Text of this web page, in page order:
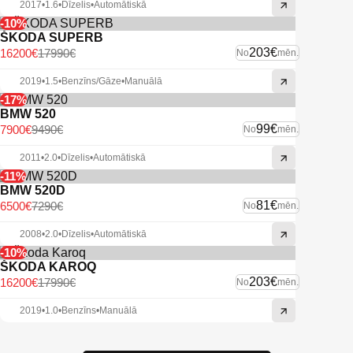
2017•1.6•Dīzelis•Automātiskā
-10%
ŠKODA SUPERB
No203€mēn.
17990€
16200€
2019•1.5•Benzīns/Gāze•Manuālā
-17%
BMW 520
No99€mēn.
9490€
7900€
2011•2.0•Dīzelis•Automātiskā
-11%
BMW 520D
No81€mēn.
7290€
6500€
2008•2.0•Dīzelis•Automātiskā
-10%
ŠKODA KAROQ
No203€mēn.
17990€
16200€
2019•1.0•Benzīns•Manuālā